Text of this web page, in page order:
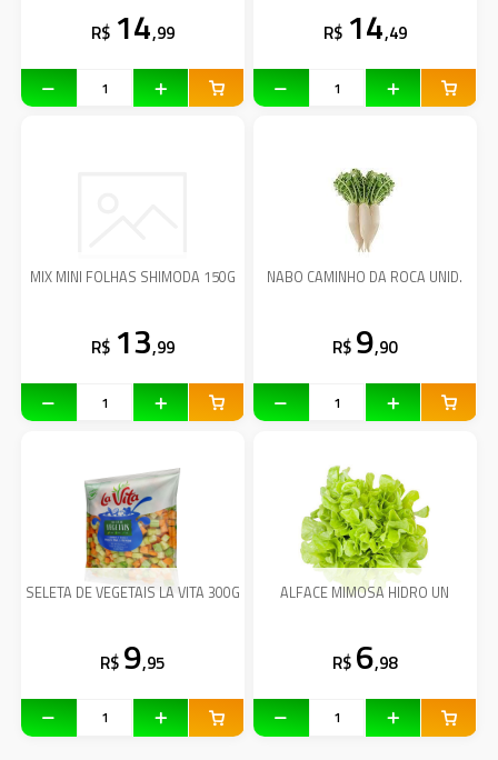
R$ 14,99 R$ 14,49
MIX MINI FOLHAS SHIMODA 150G
R$ 13,99
NABO CAMINHO DA ROCA UNID.
R$ 9,90
SELETA DE VEGETAIS LA VITA 300G
R$ 9,95
ALFACE MIMOSA HIDRO UN
R$ 6,98